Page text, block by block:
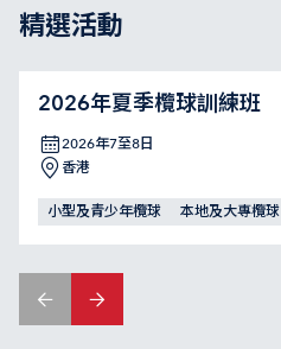
精選活動
2026年夏季欖球訓練班
2026年7至8日
香港
小型及青少年欖球 本地及大專欖球